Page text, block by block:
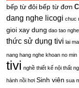
bếp từ đôi bếp từ đơn
dang nghe licogi chuc
gioi xay dung dao tao
thức sử dụng tivi lai
nang hang nghe khoan no min
tivi nghề thiết kế nội thất
hành nồi hơi Sinh viên sua